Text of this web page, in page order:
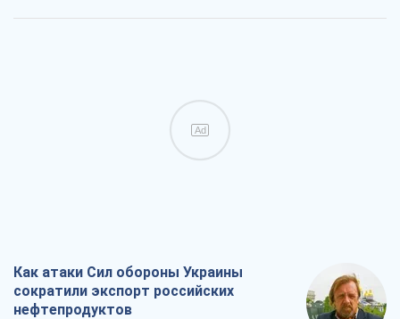
Ad
Как атаки Сил обороны Украины
сократили экспорт российских
нефтепродуктов